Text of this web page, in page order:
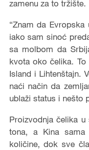
zamenu za to tržište.
“Znam da
iako sam sinoć
sa molbom da
kvota oko čelika.
Island i Lihtenštajn.
naći način da
ublaži status i nešto
Proizvodnja čelika
tona, a Kina
količine, dok sve